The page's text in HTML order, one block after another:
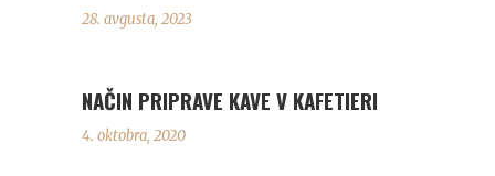
28. avgusta, 2023
NAČIN PRIPRAVE KAVE V KAFETIERI
4. oktobra, 2020